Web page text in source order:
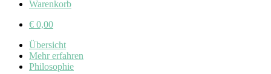
Warenkorb
€ 0,00
Übersicht
Mehr erfahren
Philosophie